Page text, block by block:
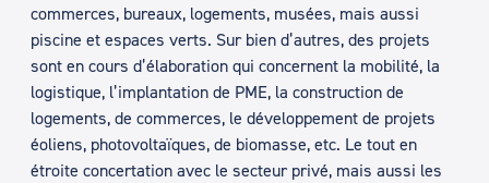
commerces, bureaux, logements, musées, mais aussi
piscine et espaces verts. Sur bien d’autres, des projets
sont en cours d’élaboration qui concernent la mobilité, la
logistique, l’implantation de PME, la construction de
logements, de commerces, le développement de projets
éoliens, photovoltaïques, de biomasse, etc. Le tout en
étroite concertation avec le secteur privé, mais aussi les